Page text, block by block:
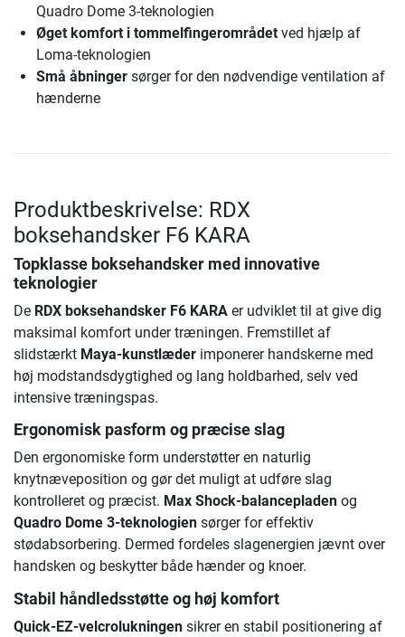
Quadro Dome 3-teknologien
Øget komfort i tommelfingerområdet ved hjælp af
Loma-teknologien
Små åbninger sørger for den nødvendige ventilation af
hænderne
Produktbeskrivelse: RDX
boksehandsker F6 KARA
Topklasse boksehandsker med innovative
teknologier
De RDX boksehandsker F6 KARA er udviklet til at give dig
maksimal komfort under træningen. Fremstillet af
slidstærkt Maya-kunstlæder imponerer handskerne med
høj modstandsdygtighed og lang holdbarhed, selv ved
intensive træningspas.
Ergonomisk pasform og præcise slag
Den ergonomiske form understøtter en naturlig
knytnæveposition og gør det muligt at udføre slag
kontrolleret og præcist. Max Shock-balancepladen og
Quadro Dome 3-teknologien sørger for effektiv
stødabsorbering. Dermed fordeles slagenergien jævnt over
handsken og beskytter både hænder og knoer.
Stabil håndledsstøtte og høj komfort
Quick-EZ-velcrolukningen sikrer en stabil positionering af